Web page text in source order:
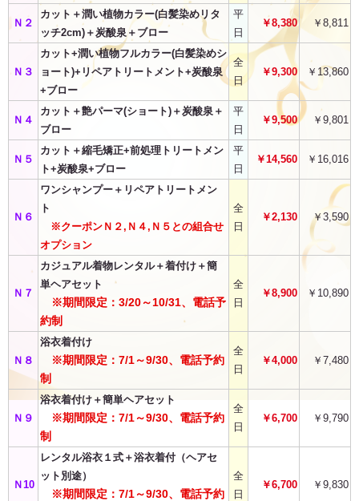
Ｎ２
カット＋潤い植物カラー(白髪染めリタ
ッチ2cm)＋炭酸泉＋ブロー
平
日
￥8,380 ￥8,811
Ｎ３
カット+潤い植物フルカラー(白髪染めシ
ョート)+リペアトリートメント+炭酸泉
+ブロー
全
日
￥9,300 ￥13,860
Ｎ４
カット＋艶パーマ(ショート)＋炭酸泉＋
ブロー
平
日
￥9,500 ￥9,801
Ｎ５
カット＋縮毛矯正+前処理トリートメン
ト+炭酸泉+ブロー
平
日
￥14,560 ￥16,016
Ｎ６
ワンシャンプー＋リペアトリートメン
ト
※クーポンＮ２,Ｎ４,Ｎ５との組合せ
オプション
全
日
￥2,130 ￥3,590
Ｎ７
カジュアル着物レンタル＋着付け＋簡
単ヘアセット
※期間限定：3/20～10/31、電話予
約制
全
日
￥8,900 ￥10,890
Ｎ８
浴衣着付け
※期間限定：7/1～9/30、電話予約
制
全
日
￥4,000 ￥7,480
Ｎ９
浴衣着付け＋簡単ヘアセット
※期間限定：7/1～9/30、電話予約
制
全
日
￥6,700 ￥9,790
Ｎ10
レンタル浴衣１式＋浴衣着付（ヘアセ
ット別途）
※期間限定：7/1～9/30、電話予約
全
日
￥6,700 ￥9,830